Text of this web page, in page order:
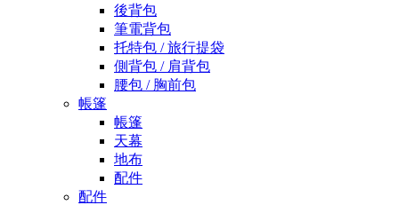
後背包
筆電背包
托特包 / 旅行提袋
側背包 / 肩背包
腰包 / 胸前包
帳篷
帳篷
天幕
地布
配件
配件